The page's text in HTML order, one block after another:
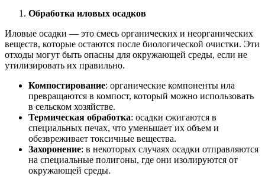
Обработка иловых осадков
Иловые осадки — это смесь органических и неорганических
веществ, которые остаются после биологической очистки. Эти
отходы могут быть опасны для окружающей среды, если не
утилизировать их правильно.
Компостирование: органические компоненты ила
превращаются в компост, который можно использовать
в сельском хозяйстве.
Термическая обработка: осадки сжигаются в
специальных печах, что уменьшает их объем и
обезвреживает токсичные вещества.
Захоронение: в некоторых случаях осадки отправляются
на специальные полигоны, где они изолируются от
окружающей среды.